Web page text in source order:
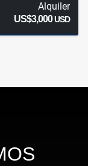
Alquiler
US$3,000USD